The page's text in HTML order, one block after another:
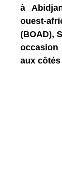
à
ouest-
(BOAD),
occasion
aux côtés